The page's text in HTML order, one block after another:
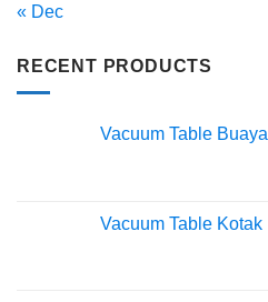
« Dec
RECENT PRODUCTS
Vacuum Table Buaya
Vacuum Table Kotak